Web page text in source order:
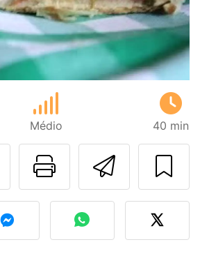
Médio 40 min
Imprima
Falar com o autor
receita?